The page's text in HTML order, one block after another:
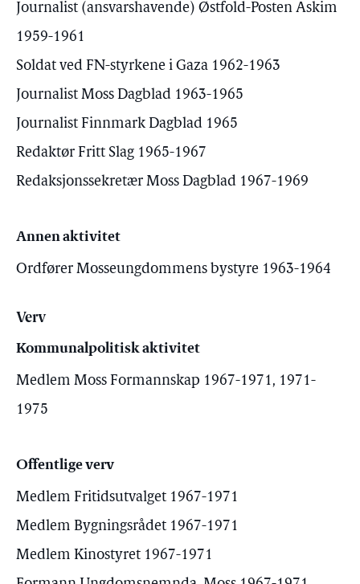
Journalist (ansvarshavende) Østfold-Posten Askim
1959-1961
Soldat ved FN-styrkene i Gaza 1962-1963
Journalist Moss Dagblad 1963-1965
Journalist Finnmark Dagblad 1965
Redaktør Fritt Slag 1965-1967
Redaksjonssekretær Moss Dagblad 1967-1969
Annen aktivitet
Ordfører Mosseungdommens bystyre 1963-1964
Verv
Kommunalpolitisk aktivitet
Medlem Moss Formannskap 1967-1971, 1971-
1975
Offentlige verv
Medlem Fritidsutvalget 1967-1971
Medlem Bygningsrådet 1967-1971
Medlem Kinostyret 1967-1971